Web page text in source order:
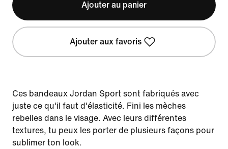
Ajouter au panier
Ajouter aux favoris
Ces bandeaux Jordan Sport sont fabriqués avec
juste ce qu'il faut d'élasticité. Fini les mèches
rebelles dans le visage. Avec leurs différentes
textures, tu peux les porter de plusieurs façons pour
sublimer ton look.